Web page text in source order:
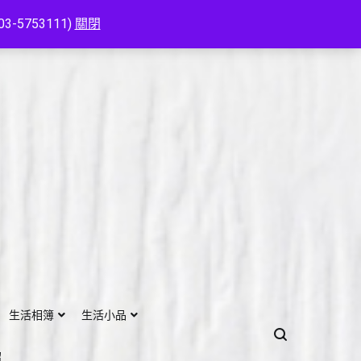
5753111) 關閉
生活相簿 生活小品